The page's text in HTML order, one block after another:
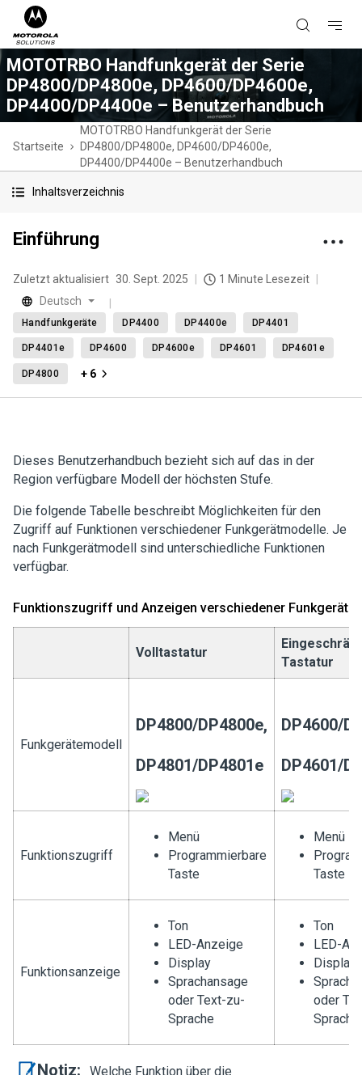
MOTOTRBO Handfunkgerät der Serie
DP4800/DP4800e, DP4600/DP4600e,
DP4400/DP4400e – Benutzerhandbuch
Startseite
MOTOTRBO Handfunkgerät der Serie
DP4800/DP4800e, DP4600/DP4600e,
DP4400/DP4400e – Benutzerhandbuch
Inhaltsverzeichnis
Einführung
Zuletzt aktualisiert 30. Sept. 2025
1 Minute Lesezeit
Deutsch
Handfunkgeräte DP4400 DP4400e DP4401
DP4401e DP4600 DP4600e DP4601 DP4601e
DP4800 + 6
Dieses Benutzerhandbuch bezieht sich auf das in der
Region verfügbare Modell der höchsten Stufe.
Die folgende Tabelle beschreibt Möglichkeiten für den
Zugriff auf Funktionen verschiedener Funkgerätmodelle. Je
nach Funkgerätmodell sind unterschiedliche Funktionen
verfügbar.
Funktionszugriff und Anzeigen verschiedener
Volltastatur
Tastatur
Funkgerätemodell
DP4800/DP4800e,
DP4801/DP4801e
DP4600/
DP4601/
Funktionszugriff
Menü
Programmierbare
Taste
Menü
Taste
Funktionsanzeige
Ton
LED-Anzeige
Display
Sprachansage
oder Text-zu-
Sprache
Ton
LED-
Display
oder
Sprache
Notiz:
Welche Funktion über die